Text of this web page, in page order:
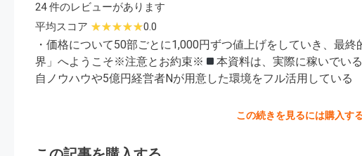
24 件のレビューがあります
平均スコア
0.0
・価格について50部ごとに1,000円ずつ値上げをしていき、最
界」へようこそ※注意とお約束※
本資料は、実際に稼いでい
自ノウハウや5億円経営者Nが用意した環境をフル活用している
この続きを見るには購入す